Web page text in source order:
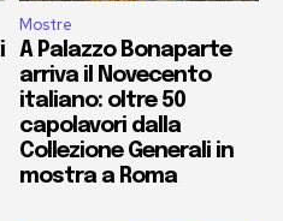
Mostre
A Palazzo Bonaparte
arriva il Novecento
italiano: oltre 50
capolavori dalla
Collezione Generali in
mostra a Roma